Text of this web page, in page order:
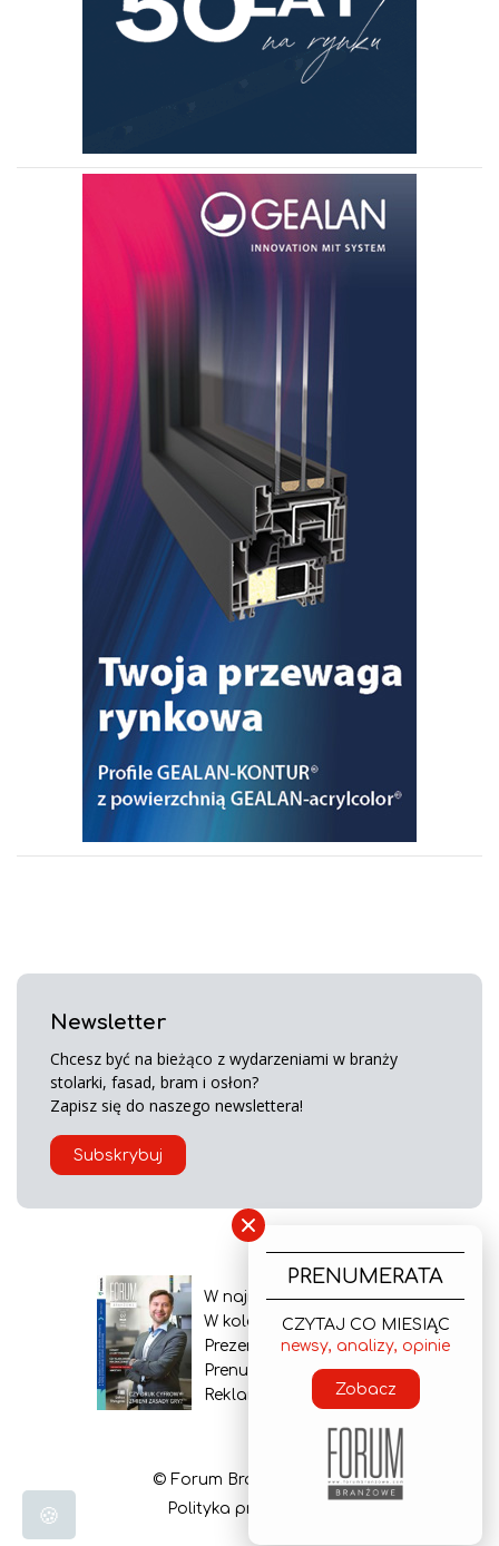
Newsletter
Chcesz być na bieżąco z wydarzeniami w branży
stolarki, fasad, bram i osłon?
Zapisz się do naszego newslettera!
Subskrybuj
W najnowszym wydaniu
W kolejnym numerze
Prezentacja gazety
Prenumerata
Reklama
© Forum Branżowe 2026
Polityka prywatności
×
PRENUMERATA
CZYTAJ CO MIESIĄC
newsy, analizy, opinie
Zobacz
🍪